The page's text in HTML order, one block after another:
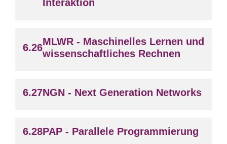
Interaktion
MLWR - Maschinelles Lernen und
wissenschaftliches Rechnen
NGN - Next Generation Networks
PAP - Parallele Programmierung